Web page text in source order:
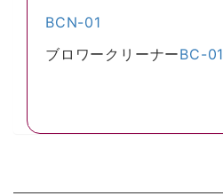
BCN-01
ブロワークリーナーBC-01